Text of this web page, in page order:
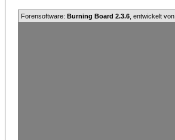
Forensoftware: Burning Board 2.3.6 , entwickelt von